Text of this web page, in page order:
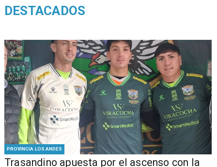
PROVINCIA LOS ANDES
Trasandino apuesta por el ascenso con la
DESTACADOS